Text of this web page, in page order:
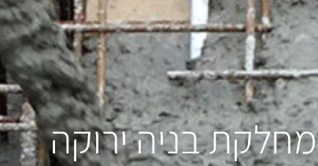
מחלקת בניה ירוקה